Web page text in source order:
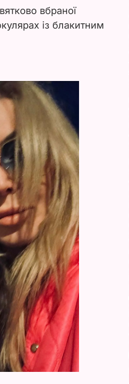
вбраної
із блакитним